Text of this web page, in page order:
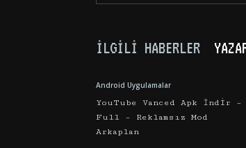
İLGILI HABERLER
Android Uygulamalar
YouTube Vanced Apk İndir –
Full – Reklamsız Mod
Arkaplan